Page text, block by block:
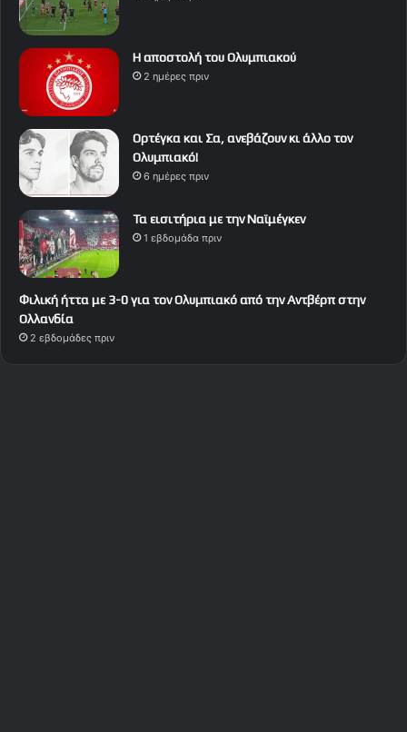
Η αποστολή του Ολυμπιακού
2 ημέρες πριν
Ορτέγκα και Σα, ανεβάζουν κι άλλο τον
Ολυμπιακό!
6 ημέρες πριν
Τα εισιτήρια με την Ναϊμέγκεν
1 εβδομάδα πριν
Φιλική ήττα με 3-0 για τον Ολυμπιακό από την Αντβέρπ στην
Ολλανδία
2 εβδομάδες πριν